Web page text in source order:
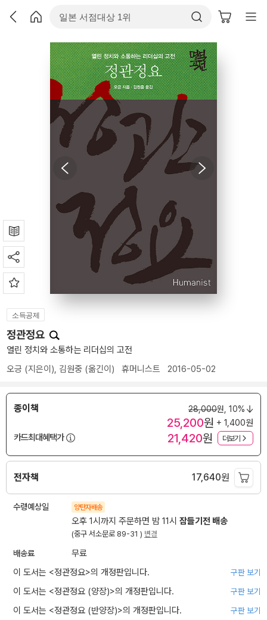
소득공제
정관정요
열린 정치와 소통하는 리더십의 고전
오긍 (지은이), 김원중 (옮긴이) 휴머니스트 2016-05-02
종이책 28,000원, 10%
25,200원 + 1,400원
카드최대혜택가
21,420원 더보기
전자책 17,640원
수령예상일 양탄자배송
오후 1시까지 주문하면 밤 11시 잠들기전 배송
(중구 서소문로 89-31 ) 변경
배송료
무료
이 도서는 <정관정요>의 개정판입니다. 구판 보기
이 도서는 <정관정요 (양장)>의 개정판입니다. 구판 보기
이 도서는 <정관정요 (반양장)>의 개정판입니다. 구판 보기